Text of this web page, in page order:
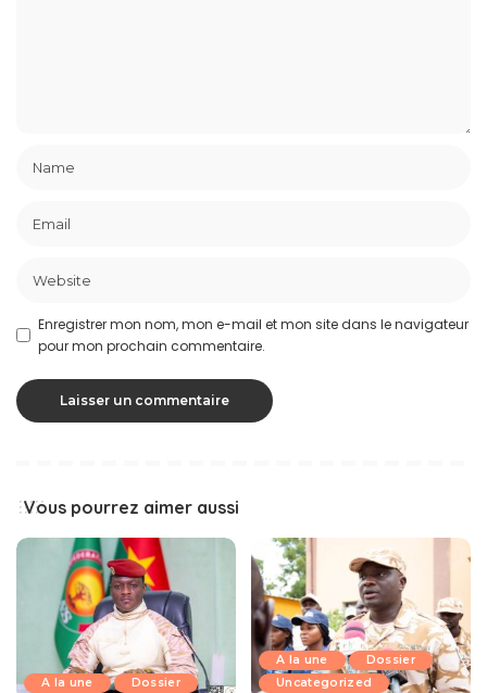
Enregistrer mon nom, mon e-mail et mon site dans le navigateur
pour mon prochain commentaire.
Vous pourrez aimer aussi
A la une Dossier
A la une
Dossier
Uncategorized